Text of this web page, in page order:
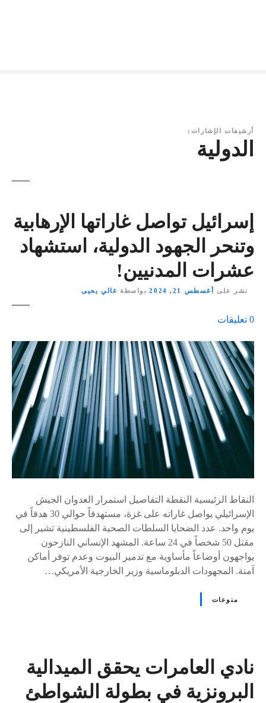
أرشيفات الإشارات:
الدولية
إسرائيل تواصل غاراتها الإرهابية
وتنحر الجهود الدولية، استشهاد
عشرات المدنيين!
نشر على أغسطس 21, 2024 بواسطة غالي يحيى
0 تعليقات
ى
٪
s
النقاط الرئيسية النقطة التفاصيل استمرار العدوان الجيش
الإسرائيلي يواصل غاراته على غزة، مستهدفاً حوالي 30 هدفاً في
يوم واحد. عدد الضحايا السلطات الصحية الفلسطينية تشير إلى
مقتل 50 شخصاً في 24 ساعة. المشهد الإنساني النازحون
يواجهون أوضاعاً مأساوية مع تدمير البيوت وعدم توفر أماكن
آمنة. المجهودات الدبلوماسية وزير الخارجية الأمريكي…
منوعات
نادي العامرات يحقق الميدالية
البرونزية في بطولة الشواطئ